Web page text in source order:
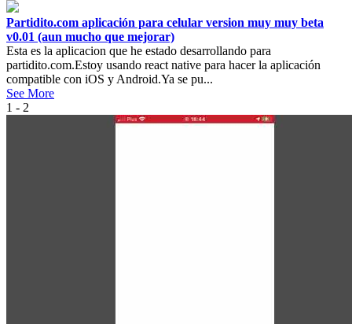
Partidito.com aplicación para celular version muy muy beta
v0.01 (aun mucho que mejorar)
Esta es la aplicacion que he estado desarrollando para
partidito.com.Estoy usando react native para hacer la aplicación
compatible con iOS y Android.Ya se pu...
See More
1 - 2